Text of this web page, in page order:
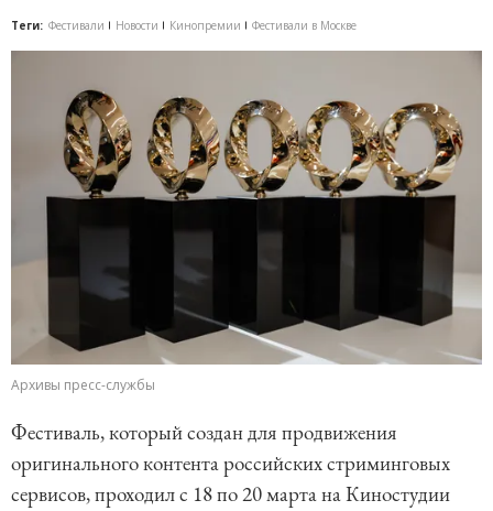
Теги: Фестивали Новости Кинопремии Фестивали в Москве
Архивы пресс-службы
Фестиваль, который создан для продвижения
оригинального контента российских стриминговых
сервисов, проходил с 18 по 20 марта на Киностудии